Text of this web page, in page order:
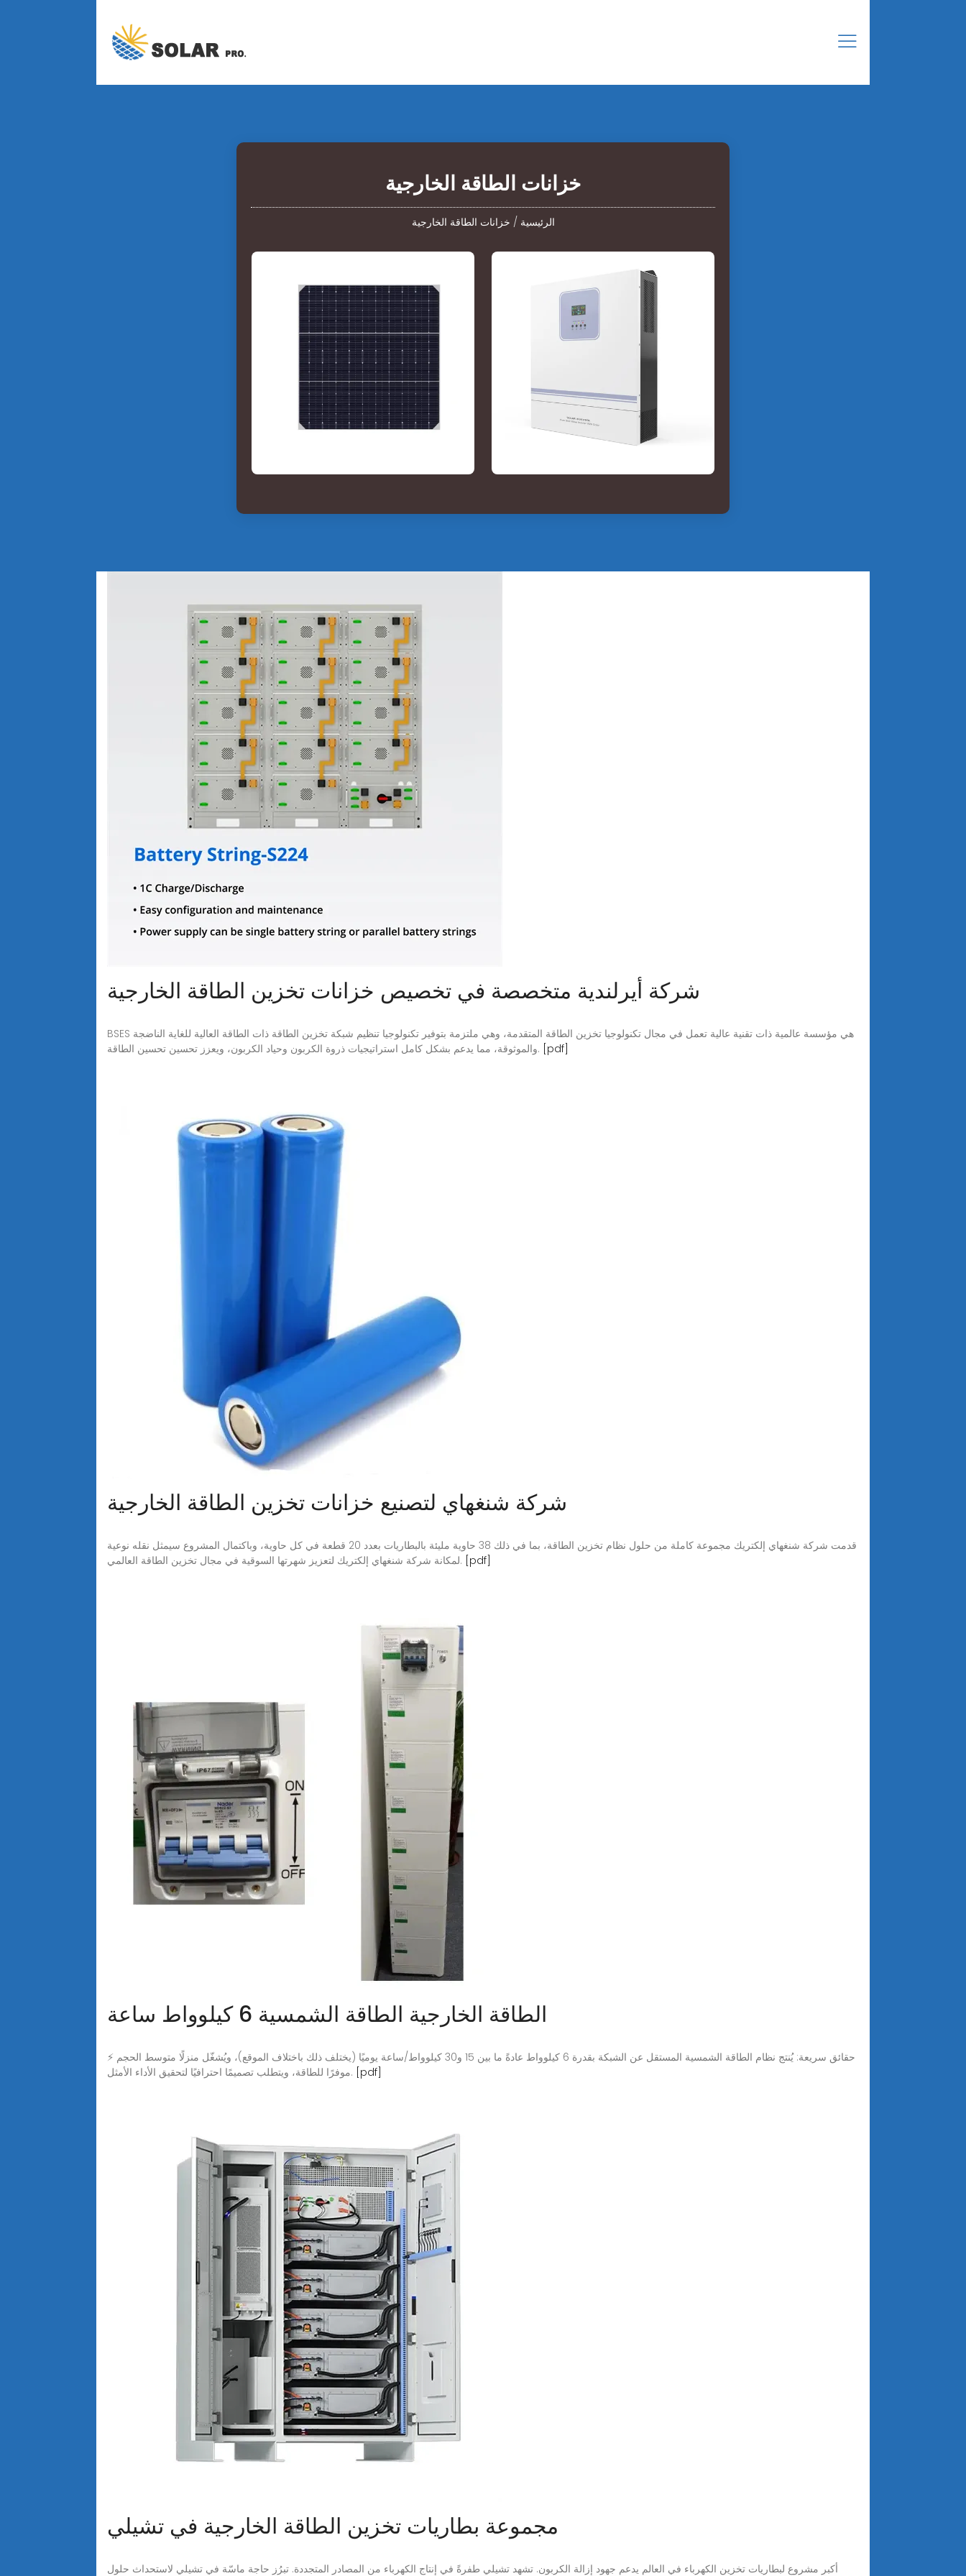
خزانات الطاقة الخارجية
الرئيسية / خزانات الطاقة الخارجية
شركة أيرلندية متخصصة في تخصيص خزانات تخزين الطاقة الخارجية
BSES هي مؤسسة عالمية ذات تقنية عالية تعمل في مجال تكنولوجيا تخزين الطاقة المتقدمة، وهي ملتزمة بتوفير تكنولوجيا تنظيم شبكة تخزين الطاقة ذات الطاقة العالية للغاية الناضجة
والموثوقة، مما يدعم بشكل كامل استراتيجيات ذروة الكربون وحياد الكربون، ويعزز تحسين تحسين الطاقة. [pdf]
شركة شنغهاي لتصنيع خزانات تخزين الطاقة الخارجية
قدمت شركة شنغهاي إلكتريك مجموعة كاملة من حلول نظام تخزين الطاقة، بما في ذلك 38 حاوية مليئة بالبطاريات بعدد 20 قطعة في كل حاوية، وباكتمال المشروع سيمثل نقله نوعية
لمكانة شركة شنغهاي إلكتريك لتعزيز شهرتها السوقية في مجال تخزين الطاقة العالمي. [pdf]
الطاقة الخارجية الطاقة الشمسية 6 كيلوواط ساعة
⚡ حقائق سريعة: يُنتج نظام الطاقة الشمسية المستقل عن الشبكة بقدرة 6 كيلوواط عادةً ما بين 15 و30 كيلوواط/ساعة يوميًا (يختلف ذلك باختلاف الموقع)، ويُشغّل منزلًا متوسط الحجم
موفرًا للطاقة، ويتطلب تصميمًا احترافيًا لتحقيق الأداء الأمثل. [pdf]
مجموعة بطاريات تخزين الطاقة الخارجية في تشيلي
أكبر مشروع لبطاريات تخزين الكهرباء في العالم يدعم جهود إزالة الكربون. تشهد تشيلي طفرةً في إنتاج الكهرباء من المصادر المتجددة. تبرُز حاجة ماسّة في تشيلي لاستحداث حلول